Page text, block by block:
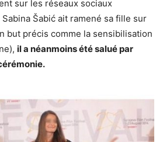
sur les réseaux sociaux
Šabić ait ramené sa fille sur
but précis comme la sensibilisation
il a néanmoins été salué par